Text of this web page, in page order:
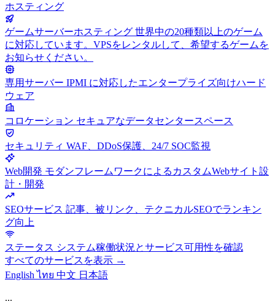
ホスティング
ゲームサーバーホスティング 世界中の20種類以上のゲーム
に対応しています。VPSをレンタルして、希望するゲームを
お知らせください。
専用サーバー IPMI に対応したエンタープライズ向けハード
ウェア
コロケーション セキュアなデータセンタースペース
セキュリティ WAF、DDoS保護、24/7 SOC監視
Web開発 モダンフレームワークによるカスタムWebサイト設
計・開発
SEOサービス 記事、被リンク、テクニカルSEOでランキン
グ向上
ステータス システム稼働状況とサービス可用性を確認
すべてのサービスを表示 →
Englishไทย 中文 日本語
...